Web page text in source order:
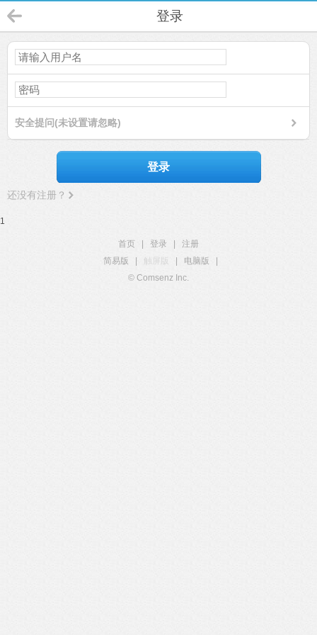
登录
安全提问(未设置请忽略)
登录
还没有注册？
1
首页 登录
注册
简易版
触屏版 电脑版
© Comsenz Inc.